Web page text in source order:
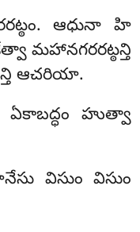
ఆధునా హి
మహానగరరట్ఠన్తి
ఆచరియా.
ఏకాబద్ధం హుత్వా
విసుం విసుం